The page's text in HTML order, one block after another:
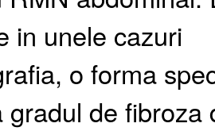
in unele cazuri
o forma
gradul de